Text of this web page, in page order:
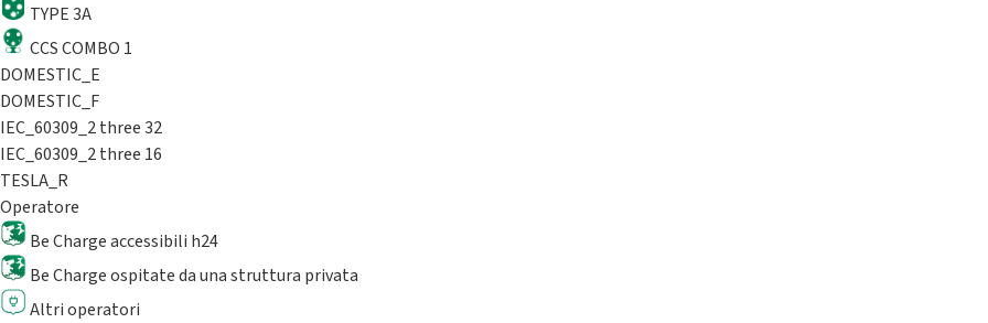
TYPE 3A
CCS COMBO 1
DOMESTIC_E
DOMESTIC_F
IEC_60309_2 three 32
IEC_60309_2 three 16
TESLA_R
Operatore
Be Charge accessibili h24
Be Charge ospitate da una struttura privata
Altri operatori